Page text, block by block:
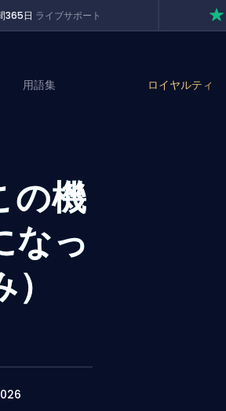
365日 ライブサポート
用語集 ロイヤルティ
の機
なっ